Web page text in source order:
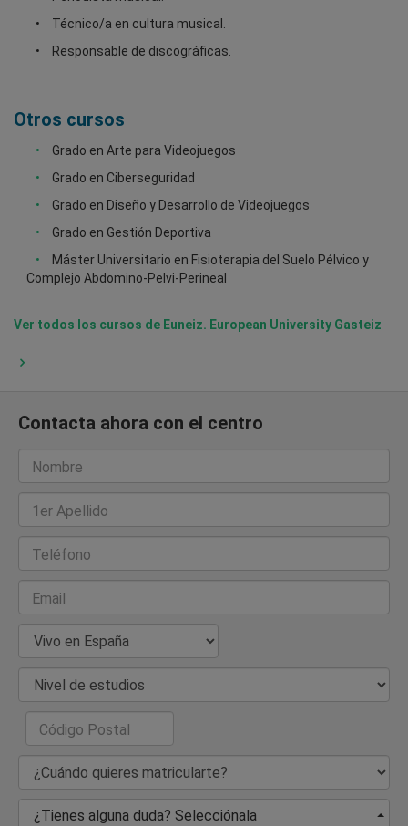
Técnico/a en cultura musical.
Responsable de discográficas.
Otros cursos
Grado en Arte para Videojuegos
Grado en Ciberseguridad
Grado en Diseño y Desarrollo de Videojuegos
Grado en Gestión Deportiva
Máster Universitario en Fisioterapia del Suelo Pélvico y
Complejo Abdomino-Pelvi-Perineal
Ver todos los cursos de Euneiz. European University Gasteiz
Contacta ahora con el centro
Nombre
1er Apellido
Teléfono
Email
País de Residencia
Nivel de estudios
Código Postal
¿Cuándo quieres matricularte?
¿Tienes alguna duda? Selecciónala